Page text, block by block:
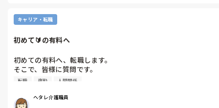
キャリア・転職
初めて🔰の有料へ
初めての有料へ、転職します。
そこで、皆様に質問です。
何かアドバイスあれば・・・と思います！尚、いままでは、特
転職 夜勤 人間関係
ヘタレ介護職員